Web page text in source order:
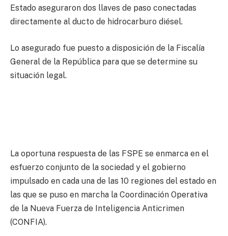
Estado aseguraron dos llaves de paso conectadas
directamente al ducto de hidrocarburo diésel.
Lo asegurado fue puesto a disposición de la Fiscalía
General de la República para que se determine su
situación legal.
La oportuna respuesta de las FSPE se enmarca en el
esfuerzo conjunto de la sociedad y el gobierno
impulsado en cada una de las 10 regiones del estado en
las que se puso en marcha la Coordinación Operativa
de la Nueva Fuerza de Inteligencia Anticrimen
(CONFIA).